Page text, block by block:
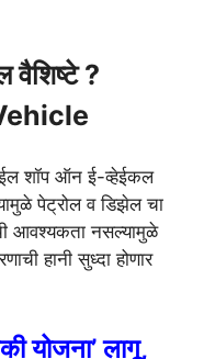
वैशिष्टे ?
शॉप ऑन ई-व्हेईकल
पेट्रोल व डिझेल चा
आवश्यकता नसल्यामुळे
हानी सुध्दा होणार
योजना’ लागू,